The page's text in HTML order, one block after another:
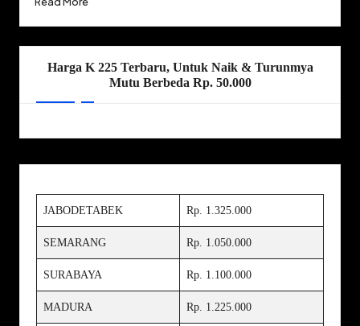
Harga K 225 Terbaru, Untuk Naik & Turunmya
Mutu Berbeda Rp. 50.000
JABODETABEK Rp. 1.325.000
SEMARANG Rp. 1.050.000
SURABAYA Rp. 1.100.000
MADURA Rp. 1.225.000